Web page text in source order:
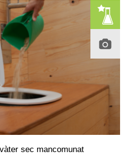
sec mancomunat